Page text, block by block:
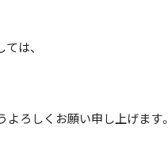
は、
ろしくお願い申し上げます。